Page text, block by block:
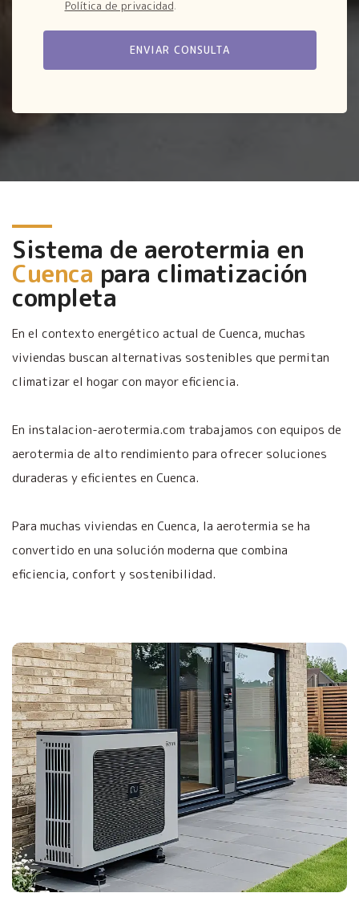
Política de privacidad.
Sistema de aerotermia en
Cuenca para climatización
completa
En el contexto energético actual de Cuenca, muchas
viviendas buscan alternativas sostenibles que permitan
climatizar el hogar con mayor eficiencia.
En instalacion-aerotermia.com trabajamos con equipos de
aerotermia de alto rendimiento para ofrecer soluciones
duraderas y eficientes en Cuenca.
Para muchas viviendas en Cuenca, la aerotermia se ha
convertido en una solución moderna que combina
eficiencia, confort y sostenibilidad.